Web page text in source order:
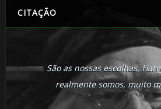
CITAÇÃO
São as nossas escolhas,
realmente somos, muito